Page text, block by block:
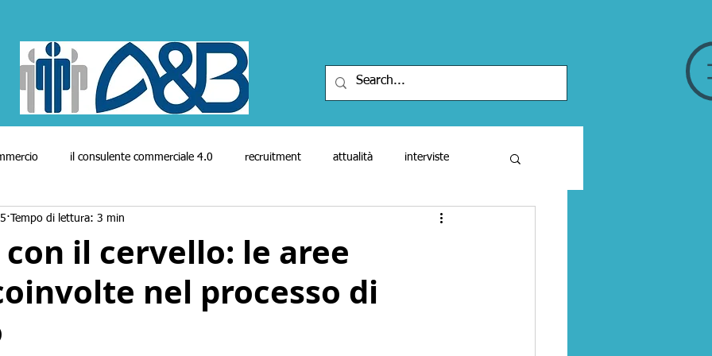
il consulente commerciale 4.0 recruitment attualità interviste
cineforum
del lavoro Enasarco covid-19 bio biography
il cervello: le aree
nel processo di
Tempo di lettura: 3 min